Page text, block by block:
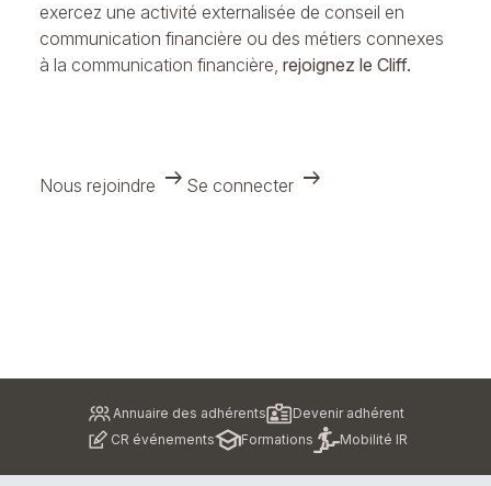
exercez une activité externalisée de conseil en
communication financière ou des métiers connexes
à la communication financière, rejoignez le Cliff.
Nous rejoindre arrow_right_alt Se connecter arrow_right_alt
Annuaire des adhérents
Devenir adhérent
CR événements
Formations Mobilité IR